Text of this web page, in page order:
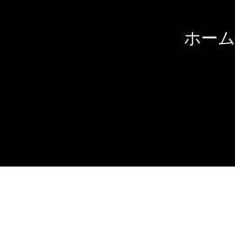
ホーム